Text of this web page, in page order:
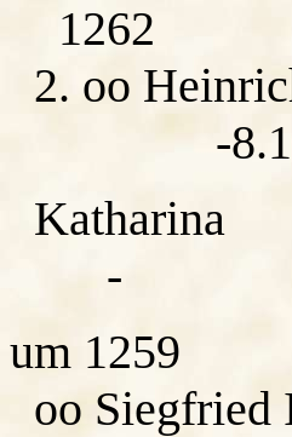
1262
2. oo
-
Katharina
-
um 1259
oo Siegfried